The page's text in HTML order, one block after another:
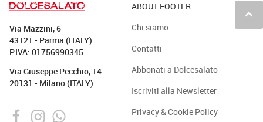
keyboard_arrow_up
Via Mazzini, 6
43121 - Parma (ITALY)
P.IVA: 01756990345
Via Giuseppe Pecchio, 14
20131 - Milano (ITALY)
ABOUT FOOTER
Chi siamo
Contatti
Abbonati a Dolcesalato
Iscriviti alla Newsletter
Privacy & Cookie Policy